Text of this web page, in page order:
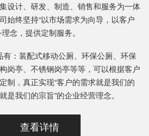
设计、研发、制造、销售和服务为一体
始终坚持“以市场需求为向导，以客户
念，提供定制服务。
：装配式移动公厕、环保公厕、环保
岗亭、不锈钢岗亭等等，可以根据客户
制，真正实现“客户的需求就是我们的
是我们的宗旨”的企业经营理念。
查看详情